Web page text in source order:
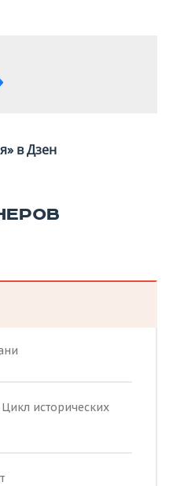
в Дзен
исторических